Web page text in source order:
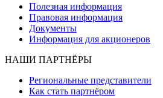
Полезная информация
Правовая информация
Документы
Информация для акционеров
НАШИ ПАРТНЁРЫ
Региональные представители
Как стать партнёром